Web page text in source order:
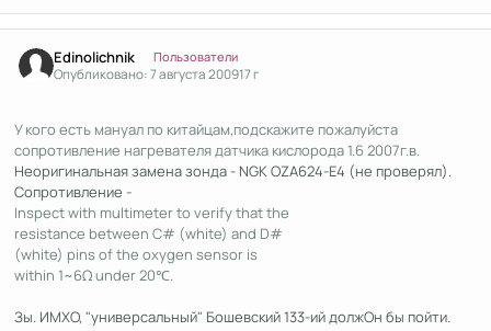
Edinolichnik Пользователи
Опубликовано:7 августа 200917 г
У кого есть мануал по китайцам,подскажите пожалуйста
сопротивление нагревателя датчика кислорода 1.6 2007г.в.
Неоригинальная замена зонда - NGK OZA624-E4 (не проверял).
Сопротивление -
Inspect with multimeter to verify that the
resistance between C# (white) and D#
(white) pins of the oxygen sensor is
within 1~6Ω under 20℃.
Зы. ИМХО, "универсальный" Бошевский 133-ий должОн бы пойти.